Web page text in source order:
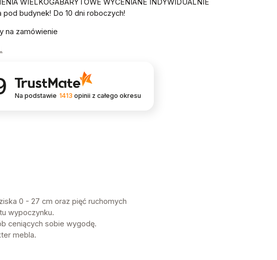
pod budynek! Do 10 dni roboczych!
na zamówienie
Na podstawie 1413 opinii z całego okresu
0 - 27 cm oraz pięć ruchomych
wypoczynku.
ceniących sobie wygodę.
mebla.